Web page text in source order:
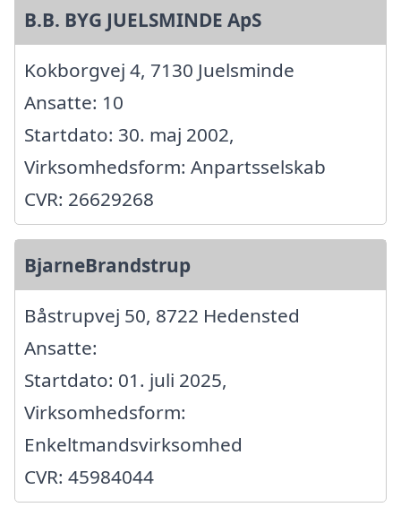
B.B. BYG JUELSMINDE ApS
Kokborgvej 4, 7130 Juelsminde
Ansatte: 10
Startdato: 30. maj 2002,
Virksomhedsform: Anpartsselskab
CVR: 26629268
BjarneBrandstrup
Båstrupvej 50, 8722 Hedensted
Ansatte:
Startdato: 01. juli 2025,
Virksomhedsform:
Enkeltmandsvirksomhed
CVR: 45984044